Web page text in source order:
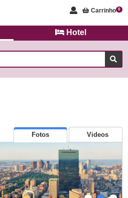
Carrinho 0
Hotel
Fotos Videos